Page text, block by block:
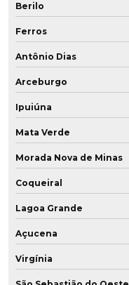
Berilo
Ferros
Antônio Dias
Arceburgo
Ipuiúna
Mata Verde
Morada Nova de Minas
Coqueiral
Lagoa Grande
Açucena
Virgínia